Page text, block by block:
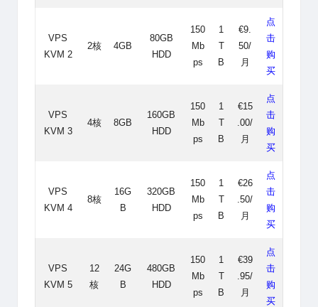
VPS
KVM 2
2核 4GB
80GB
HDD
150
Mb
ps
1
T
B
€9.
50/
月
点
击
购
买
VPS
KVM 3
4核 8GB
160GB
HDD
150
Mb
ps
1
T
B
€15
.00/
月
点
击
购
买
VPS
KVM 4
8核
16G
B
320GB
HDD
150
Mb
ps
1
T
B
€26
.50/
月
点
击
购
买
VPS
KVM 5
12
核
24G
B
480GB
HDD
150
Mb
ps
1
T
B
€39
.95/
月
点
击
购
买